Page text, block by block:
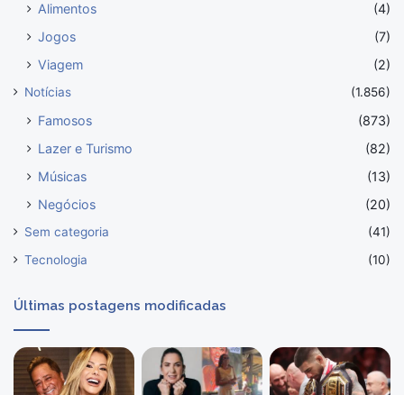
Alimentos
(4)
Jogos
(7)
Viagem
(2)
Notícias (1.856)
Famosos
(873)
Lazer e Turismo
(82)
Músicas
(13)
Negócios
(20)
Sem categoria
(41)
Tecnologia
(10)
Últimas postagens modificadas